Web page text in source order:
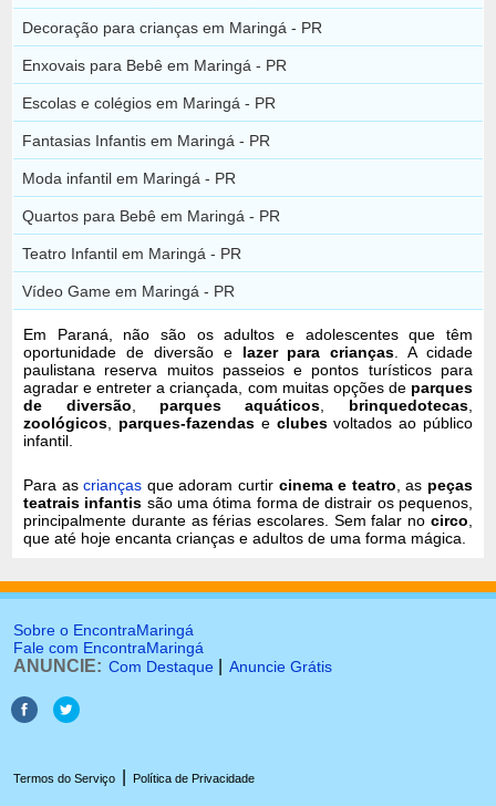
Decoração para crianças em Maringá - PR
Enxovais para Bebê em Maringá - PR
Escolas e colégios em Maringá - PR
Fantasias Infantis em Maringá - PR
Moda infantil em Maringá - PR
Quartos para Bebê em Maringá - PR
Teatro Infantil em Maringá - PR
Vídeo Game em Maringá - PR
Em Paraná, não são os adultos e adolescentes que têm
oportunidade de diversão e lazer para crianças . A cidade
paulistana reserva muitos passeios e pontos turísticos para
agradar e entreter a criançada, com muitas opções de parques
de diversão
parques aquáticos brinquedotecas,
zoológicos
parques-fazendase clubesvoltados ao público
infantil.
Para ascrianças que adoram curtir cinema e teatro , as peças
teatrais infantis são uma ótima forma de distrair os pequenos,
principalmente durante as férias escolares. Sem falar no circo
que até hoje encanta crianças e adultos de uma forma mágica.
Sobre o EncontraMaringá
Fale com EncontraMaringá
ANUNCIE: Com Destaque Anuncie Grátis
Termos do Serviço Política de Privacidade